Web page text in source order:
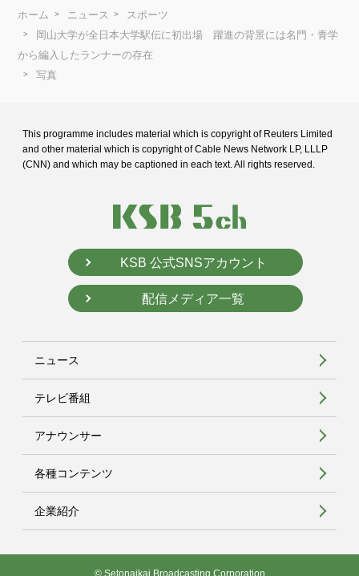
ホーム ニュース
スポーツ
岡山大学が全日本大学駅伝に初出場 躍進の背景には名門・青学
から編入したランナーの存在
写真
This programme includes material which is copyright of Reuters Limited
and other material which is copyright of Cable News Network LP, LLLP
(CNN) and which may be captioned in each text. All rights reserved.
KSB 公式SNSアカウント
配信メディア一覧
ニュース
テレビ番組
アナウンサー
各種コンテンツ
企業紹介
© Setonaikai Broadcasting Corporation